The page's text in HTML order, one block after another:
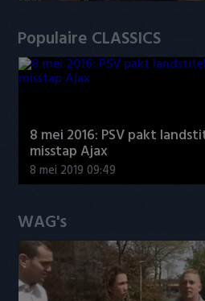
Populaire CLASSICS
8 mei 2016: PSV pakt
misstap Ajax
8 mei 2019 09:49
WAG's